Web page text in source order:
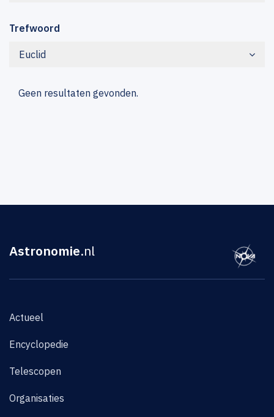
Trefwoord
Euclid
Geen resultaten gevonden.
Astronomie.nl
Actueel
Encyclopedie
Telescopen
Organisaties